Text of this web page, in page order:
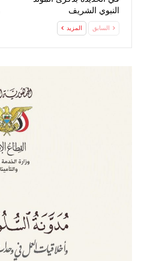
النبوي الشريف
السابق المزيد